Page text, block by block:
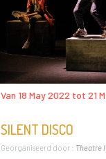
Van 18 May 2022 tot 21
SILENT DISCO
Georganiseerd door : Theatre